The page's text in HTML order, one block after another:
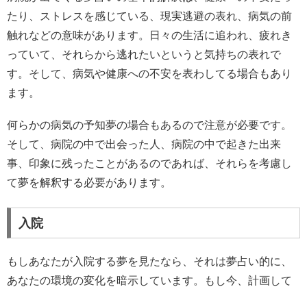
たり、ストレスを感じている、現実逃避の表れ、病気の前
触れなどの意味があります。日々の生活に追われ、疲れき
っていて、それらから逃れたいというと気持ちの表れで
す。そして、病気や健康への不安を表わしてる場合もあり
ます。
何らかの病気の予知夢の場合もあるので注意が必要です。
そして、病院の中で出会った人、病院の中で起きた出来
事、印象に残ったことがあるのであれば、それらを考慮し
て夢を解釈する必要があります。
入院
もしあなたが入院する夢を見たなら、それは夢占い的に、
あなたの環境の変化を暗示しています。もし今、計画して